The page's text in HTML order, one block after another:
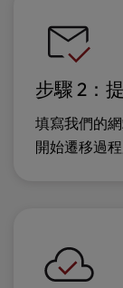
步驟 2：
填寫我們的
開始遷移過程